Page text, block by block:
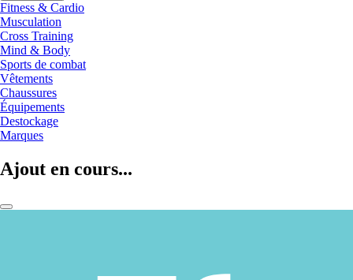
Fitness & Cardio
Musculation
Cross Training
Mind & Body
Sports de combat
Vêtements
Chaussures
Équipements
Destockage
Marques
Ajout en cours...